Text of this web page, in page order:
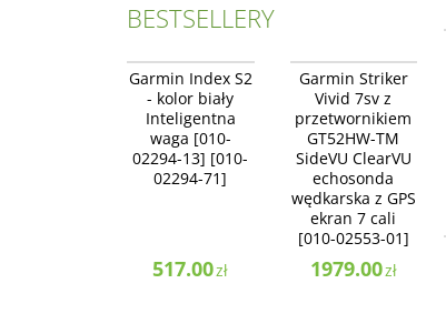
BESTSELLERY
BESTSELLER
NAJLEPSZE
Garmin Index S2
- kolor biały
Inteligentna
waga [010-
02294-13] [010-
02294-71]
517.00zł
BESTSELLER
NAJLEPSZE
Garmin Striker
Vivid 7sv z
przetwornikiem
GT52HW-TM
SideVU ClearVU
echosonda
wędkarska z GPS
ekran 7 cali
[010-02553-01]
1979.00zł